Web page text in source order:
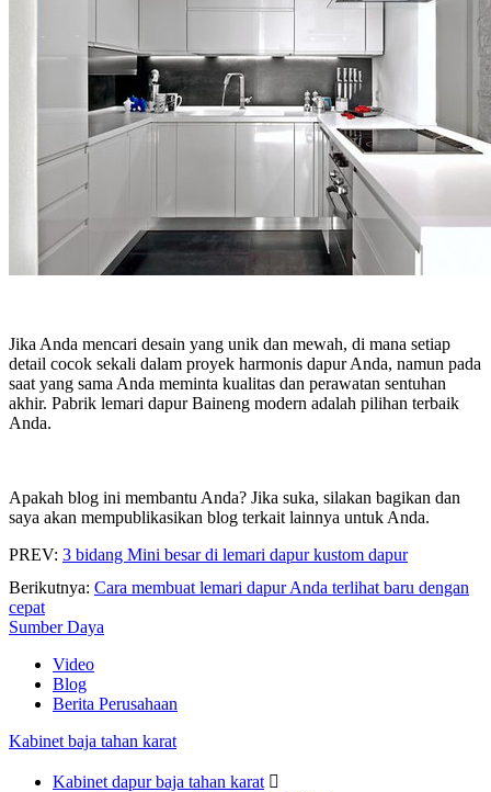
Jika Anda mencari desain yang unik dan mewah, di mana setiap
detail cocok sekali dalam proyek harmonis dapur Anda, namun pada
saat yang sama Anda meminta kualitas dan perawatan sentuhan
akhir. Pabrik lemari dapur Baineng modern adalah pilihan terbaik
Anda.
Apakah blog ini membantu Anda? Jika suka, silakan bagikan dan
saya akan mempublikasikan blog terkait lainnya untuk Anda.
PREV: 3 bidang Mini besar di lemari dapur kustom dapur
Berikutnya: Cara membuat lemari dapur Anda terlihat baru dengan
cepat
Sumber Daya
Video
Blog
Berita Perusahaan
Kabinet baja tahan karat
Kabinet dapur baja tahan karat 